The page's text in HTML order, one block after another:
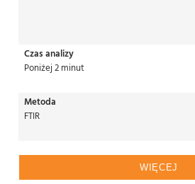
Czas analizy
Poniżej 2 minut
Metoda
FTIR
WIĘCEJ